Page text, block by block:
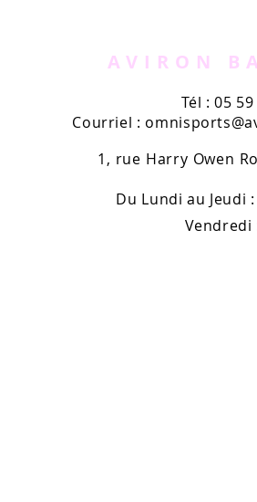
AVIRON
Tél : 05
Courriel :
1, rue Harry Owen
Du Lundi au Jeudi
Vendredi